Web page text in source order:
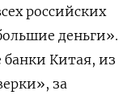
российских
деньги».
Китая, из
за